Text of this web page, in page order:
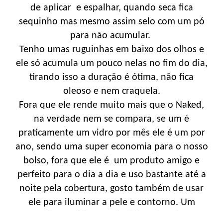
de aplicar e espalhar, quando seca fica
sequinho mas mesmo assim selo com um pó
para não acumular.
Tenho umas ruguinhas em baixo dos olhos e
ele só acumula um pouco nelas no fim do dia,
tirando isso a duração é ótima, não fica
oleoso e nem craquela.
Fora que ele rende muito mais que o Naked,
na verdade nem se compara, se um é
praticamente um vidro por mês ele é um por
ano, sendo uma super economia para o nosso
bolso, fora que ele é um produto amigo e
perfeito para o dia a dia e uso bastante até a
noite pela cobertura, gosto também de usar
ele para iluminar a pele e contorno. Um